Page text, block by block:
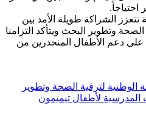
احتياجاً.
الشراكة طويلة الأمد بين
الصحة وتطوير البحث ويتأكد التزامنا
على دعم الأطفال المنحدرين من
لترقية الصحة وتطوير
المدرسية لأطفال تيميمون